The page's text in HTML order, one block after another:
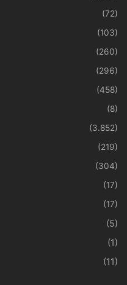
(72)
(103)
(260)
(296)
(458)
(8)
(3.852)
(219)
(304)
(17)
(17)
(5)
(1)
(11)